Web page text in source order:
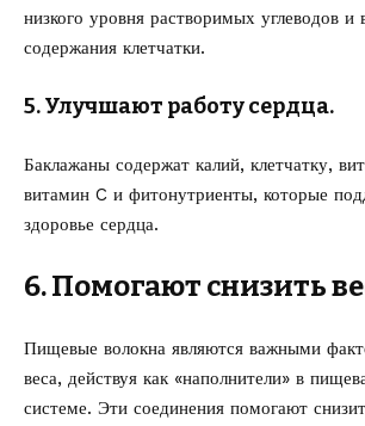
низкого уровня растворимых углеводов и
содержания клетчатки.
5. Улучшают работу сердца.
Баклажаны содержат калий, клетчатку,
витамин C и фитонутриенты, которые
здоровье сердца.
6. Помогают снизить
Пищевые волокна являются важными
веса, действуя как «наполнители» в
системе. Эти соединения помогают